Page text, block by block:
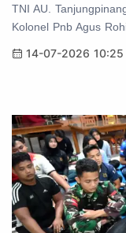
TNI AU.
Kolonel Pnb Agus
14-07-2026 10:25